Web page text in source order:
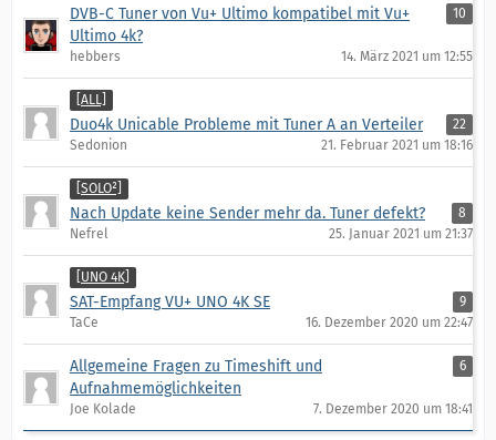
DVB-C Tuner von Vu+ Ultimo kompatibel mit Vu+
Ultimo 4k?
10
hebbers 14. März 2021 um 12:55
[ALL]
Duo4k Unicable Probleme mit Tuner A an Verteiler
22
Sedonion
21. Februar 2021 um 18:16
[SOLO²]
Nach Update keine Sender mehr da. Tuner defekt?
8
Nefrel
25. Januar 2021 um 21:37
[UNO 4K]
SAT-Empfang VU+ UNO 4K SE
9
TaCe
16. Dezember 2020 um 22:47
Allgemeine Fragen zu Timeshift und
Aufnahmemöglichkeiten
6
Joe Kolade 7. Dezember 2020 um 18:41